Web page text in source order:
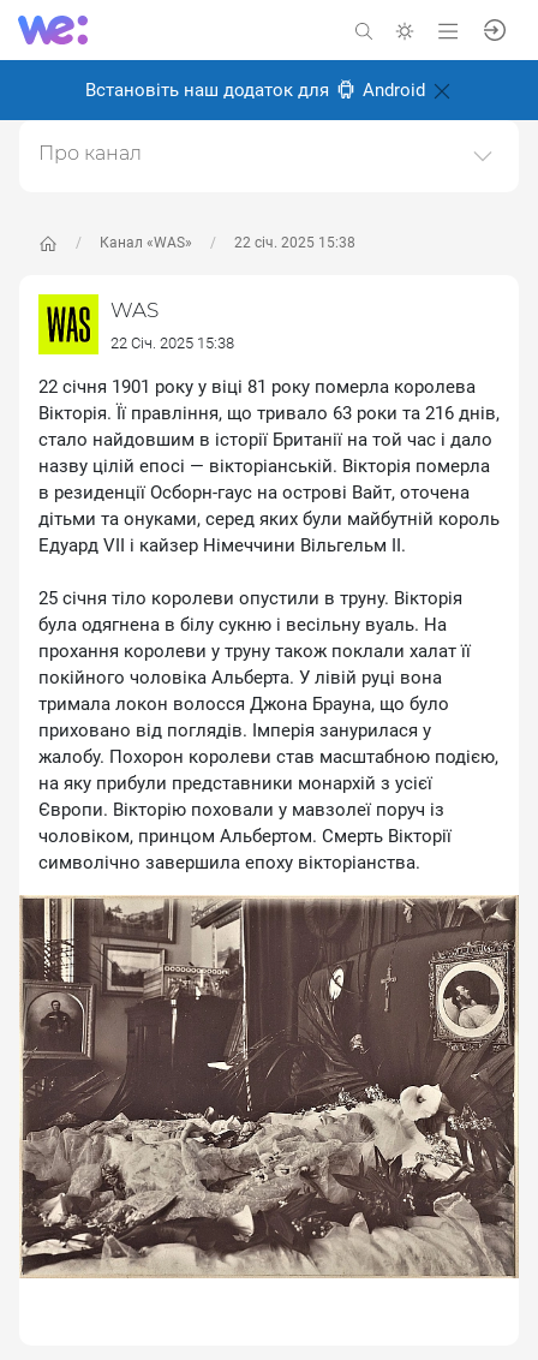
Встановіть наш додаток для Android
Канал «WAS» 22 січ. 2025 15:38
WAS
22 Січ. 2025 15:38
22 січня 1901 року у віці 81 року померла королева
Вікторія. Її правління, що тривало 63 роки та 216 днів,
стало найдовшим в історії Британії на той час і дало
назву цілій епосі — вікторіанській. Вікторія померла
в резиденції Осборн-гаус на острові Вайт, оточена
дітьми та онуками, серед яких були майбутній король
Едуард VII і кайзер Німеччини Вільгельм II.
25 січня тіло королеви опустили в труну. Вікторія
була одягнена в білу сукню і весільну вуаль. На
прохання королеви у труну також поклали халат її
покійного чоловіка Альберта. У лівій руці вона
тримала локон волосся Джона Брауна, що було
приховано від поглядів. Імперія занурилася у
жалобу. Похорон королеви став масштабною подією,
на яку прибули представники монархій з усієї
Європи. Вікторію поховали у мавзолеї поруч із
чоловіком, принцом Альбертом. Смерть Вікторії
символічно завершила епоху вікторіанства.
Про канал
Створено: 8 січня 2025
Відповідальні: